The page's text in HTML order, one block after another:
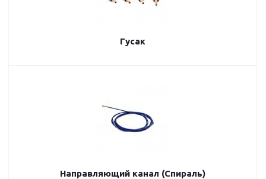
Гусак
Направляющий канал (Спираль)